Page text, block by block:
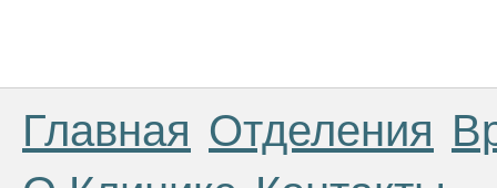
Главная Отделения